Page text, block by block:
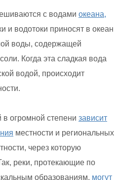
с водами океана,
и водотоки приносят в океан
воды, содержащей
Когда эта сладкая вода
водой, происходит
огромной степени зависит
местности и региональных
через которую
реки, протекающие по
образованиям, могут